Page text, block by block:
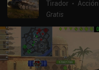
arruina el juego a menos que
la rutina. Lamentable.
Tirador
Acción
Gratis